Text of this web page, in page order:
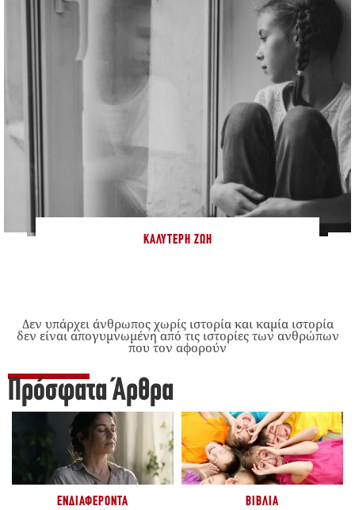
ΚΑΛΎΤΕΡΗ ΖΩΉ
Δεν υπάρχει άνθρωπος χωρίς ιστορία και καμία ιστορία
δεν είναι απογυμνωμένη από τις ιστορίες των ανθρώπων
που τον αφορούν
Πρόσφατα Άρθρα
ΕΝΔΙΑΦΈΡΟΝΤΑ ΒΙΒΛΊΑ